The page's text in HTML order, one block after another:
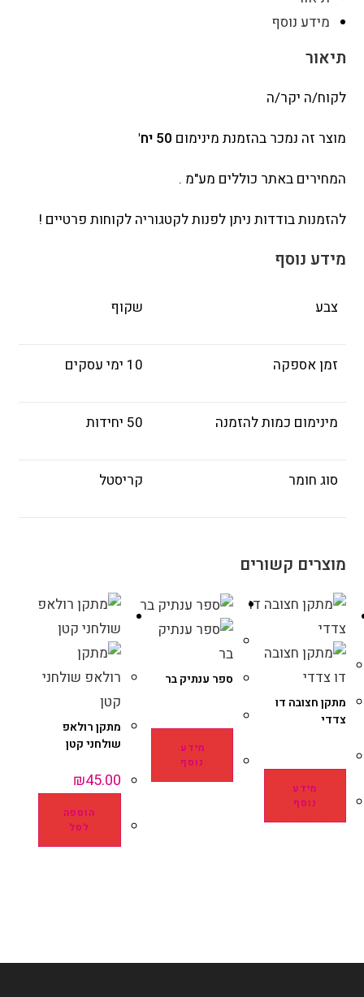
מידע נוסף
תיאור
לקוח/ה יקר/ה
מוצר זה נמכר בהזמנת מינימום50 יח'
המחירים באתר כוללים מע"מ .
להזמנות בודדות ניתן לפנות לקטגוריה לקוחות פרטיים !
מידע נוסף
צבע שקוף
זמן אספקה 10 ימי עסקים
מינימום כמות להזמנה 50 יחידות
סוג חומר קריסטל
מוצרים קשורים
מתקן חצובה דו
צדדי
מידע
נוסף
ספר ענתיק בר
מידע
נוסף
מתקן רולאפ
שולחני קטן
₪45.00
הוספה
לסל